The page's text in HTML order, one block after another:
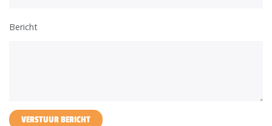
Bericht
VERSTUUR BERICHT